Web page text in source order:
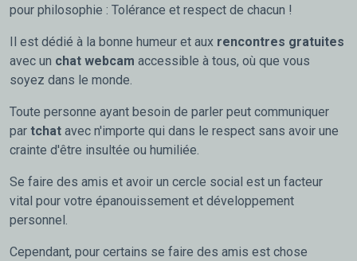
pour philosophie : Tolérance et respect de chacun !
Il est dédié à la bonne humeur et aux rencontres gratuites
avec un chat webcam accessible à tous, où que vous
soyez dans le monde.
Toute personne ayant besoin de parler peut communiquer
par tchat avec n'importe qui dans le respect sans avoir une
crainte d'être insultée ou humiliée.
Se faire des amis et avoir un cercle social est un facteur
vital pour votre épanouissement et développement
personnel.
Cependant, pour certains se faire des amis est chose